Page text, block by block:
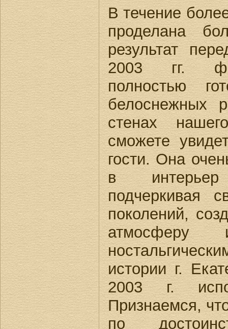
В течение
проделана
результат
2003 гг.
полностью
белоснежных
стенах
сможете
гости. Она
в
подчеркивая
поколений,
истории г.
2003 г.
Признаемся,
по